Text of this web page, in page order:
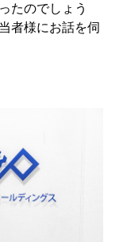
たのでしょう
者様にお話を伺